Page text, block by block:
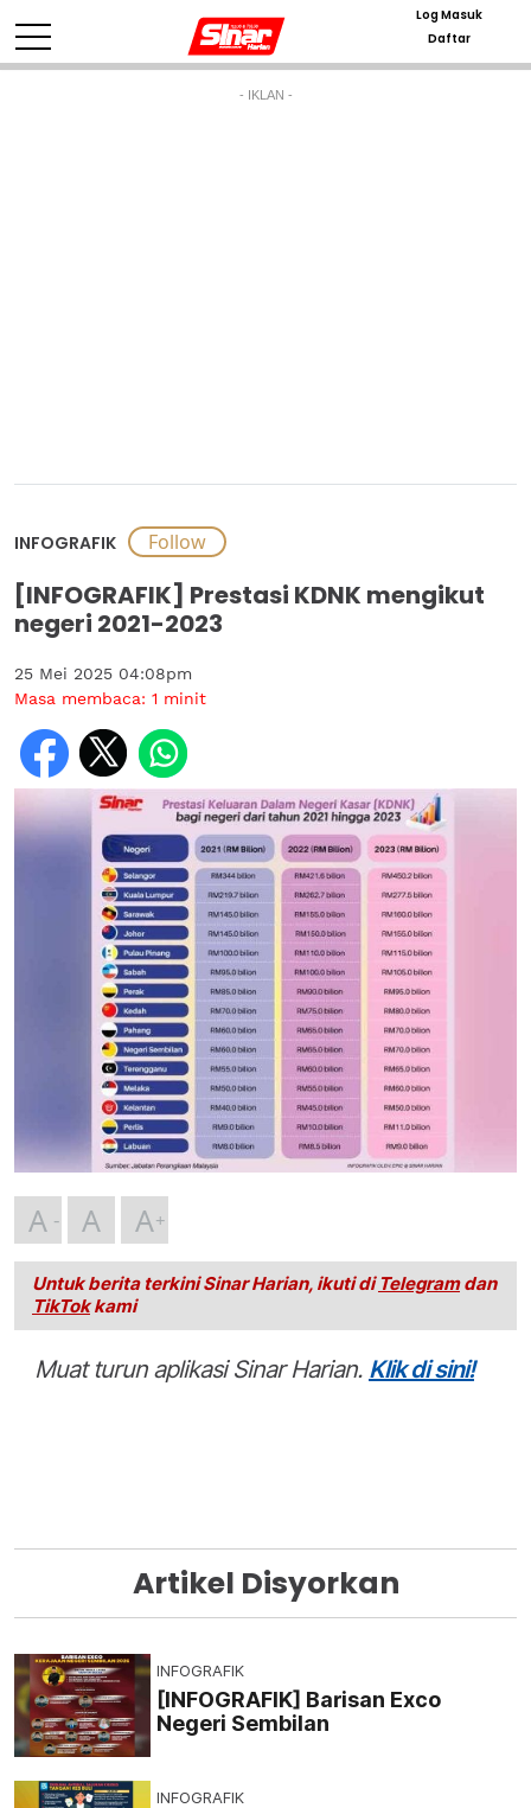
Log Masuk
Daftar
- IKLAN -
INFOGRAFIK
[INFOGRAFIK] Prestasi KDNK mengikut
negeri 2021-2023
25 Mei 2025 04:08pm
Masa membaca: 1 minit
A A A
Untuk berita terkini Sinar Harian, ikuti di Telegramdan
TikTokkami
Muat turun aplikasi Sinar Harian. Klik di sini!
Artikel Disyorkan
INFOGRAFIK
[INFOGRAFIK] Barisan Exco
Negeri Sembilan
INFOGRAFIK